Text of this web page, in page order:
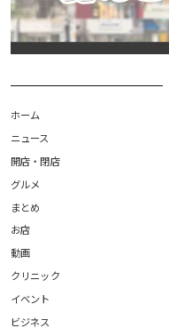
ホーム
ニュース
開店・閉店
グルメ
まとめ
お店
動画
クリニック
イベント
ビジネス